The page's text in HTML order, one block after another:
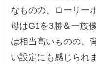
なものの、ローリー
母はG1を3勝＆一族
は相当高いものの、
い設定にも感じられ